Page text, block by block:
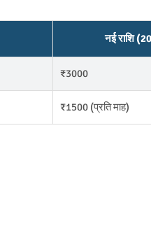
नई राशि
₹3000
₹1500 (प्रति माह)